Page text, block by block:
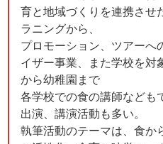
育と地域づくりを連携させ
ラニングから、
プロモーション、ツアーへ
イザー事業、また学校を対
から幼稚園まで
各学校での食の講師なども
出演、講演活動も多い。
執筆活動のテーマは、食か